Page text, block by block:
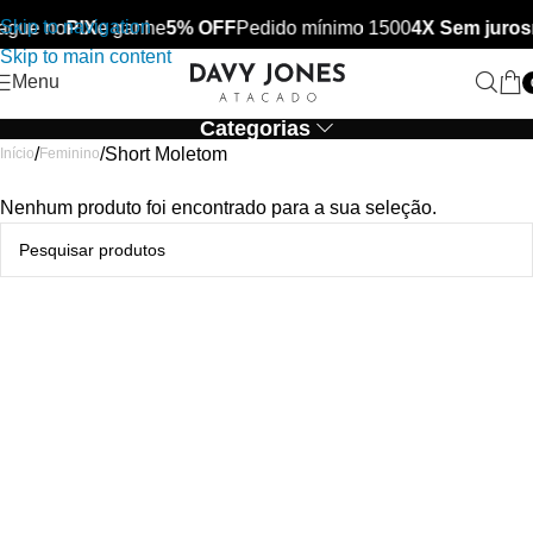
Skip to navigation
Skip to main content
noPIXe ganhe5% OFFPedido mínimo 15004X Sem juros
Menu
Categorias
Início Feminino Short Moletom
Nenhum produto foi encontrado para a sua seleção.